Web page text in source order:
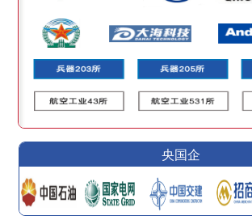
央国企